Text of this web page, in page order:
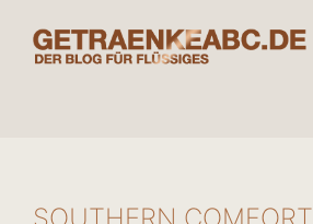
Inhalt
springen